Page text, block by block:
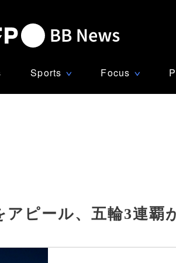
Sports ∨ Focus ∨
ピール、五輪3連覇